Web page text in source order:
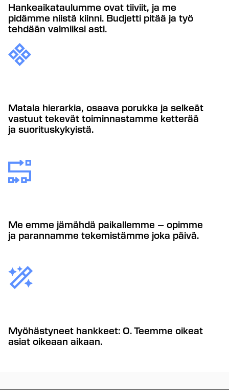
Hankeaikataulumme ovat tiiviit, ja me
pidämme niistä kiinni. Budjetti pitää ja työ
tehdään valmiiksi asti.
Matala hierarkia, osaava porukka ja selkeät
vastuut tekevät toiminnastamme ketterää
ja suorituskykyistä.
Me emme jämähdä paikallemme – opimme
ja parannamme tekemistämme joka päivä.
Myöhästyneet hankkeet: 0. Teemme oikeat
asiat oikeaan aikaan.